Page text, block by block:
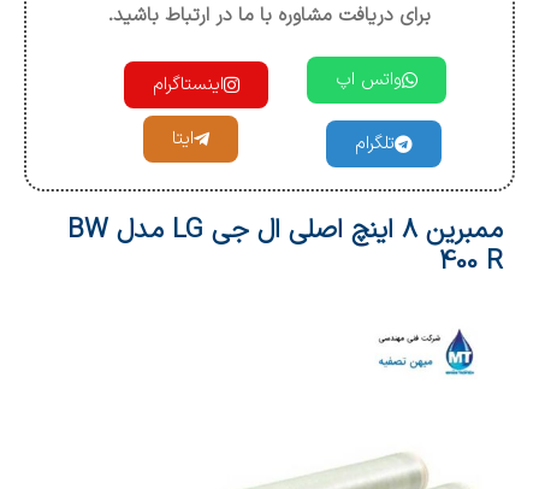
برای دریافت مشاوره با ما در ارتباط باشید.
واتس اپ اینستاگرام
تلگرام ایتا
ممبرین 8 اینچ اصلی ال جی LG مدل BW
400 R